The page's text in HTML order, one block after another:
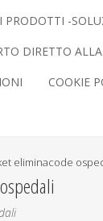
PRODOTTI -
DIRETTO
COOKIE
eliminacode